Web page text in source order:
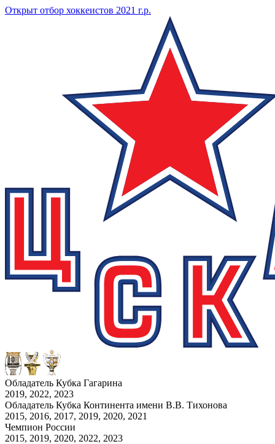
Открыт отбор хоккеистов 2021 г.р.
Обладатель Кубка Гагарина
2019, 2022, 2023
Обладатель Кубка Континента имени В.В. Тихонова
2015, 2016, 2017, 2019, 2020, 2021
Чемпион России
2015, 2019, 2020, 2022, 2023